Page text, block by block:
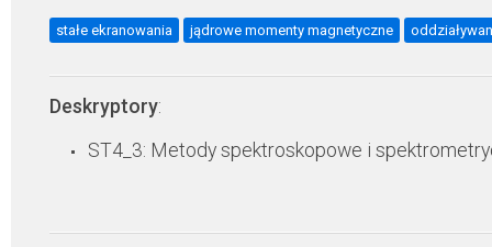
stałe ekranowania jądrowe momenty magnetyczne
Deskryptory:
ST4_3: Metody spektroskopowe i